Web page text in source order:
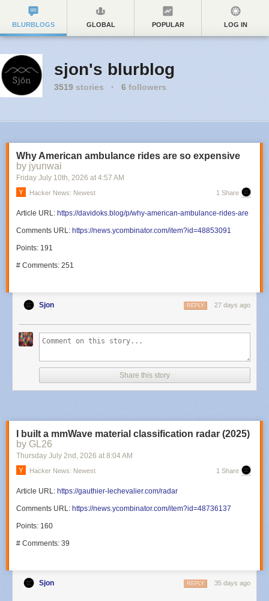
BLURBLOGS GLOBAL POPULAR LOG IN
sjon's blurblog
3519 stories · 6 followers
Why American ambulance rides are so expensive
by jyunwai
Friday July 10th, 2026 at 4:57 AM
Hacker News: Newest 1 Share
Article URL: https://davidoks.blog/p/why-american-ambulance-rides-are
Comments URL: https://news.ycombinator.com/item?id=48853091
Points: 191
# Comments: 251
Sjon 27 days ago
REPLY
Share this story
I built a mmWave material classification radar (2025)
by GL26
Thursday July 2nd , 2026 at 8:04 AM
Hacker News: Newest 1 Share
Article URL: https://gauthier-lechevalier.com/radar
Comments URL: https://news.ycombinator.com/item?id=48736137
Points: 160
# Comments: 39
Sjon 35 days ago
REPLY